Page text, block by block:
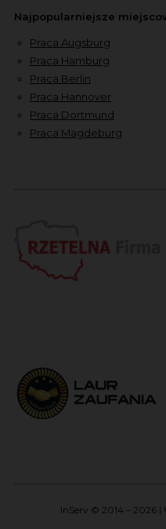
Najpopularniejsze
Praca Augsburg
Praca Hamburg
Praca Berlin
Praca Hannover
Praca Dortmund
Praca Magdeburg
InServ © 2014 – 2026 |